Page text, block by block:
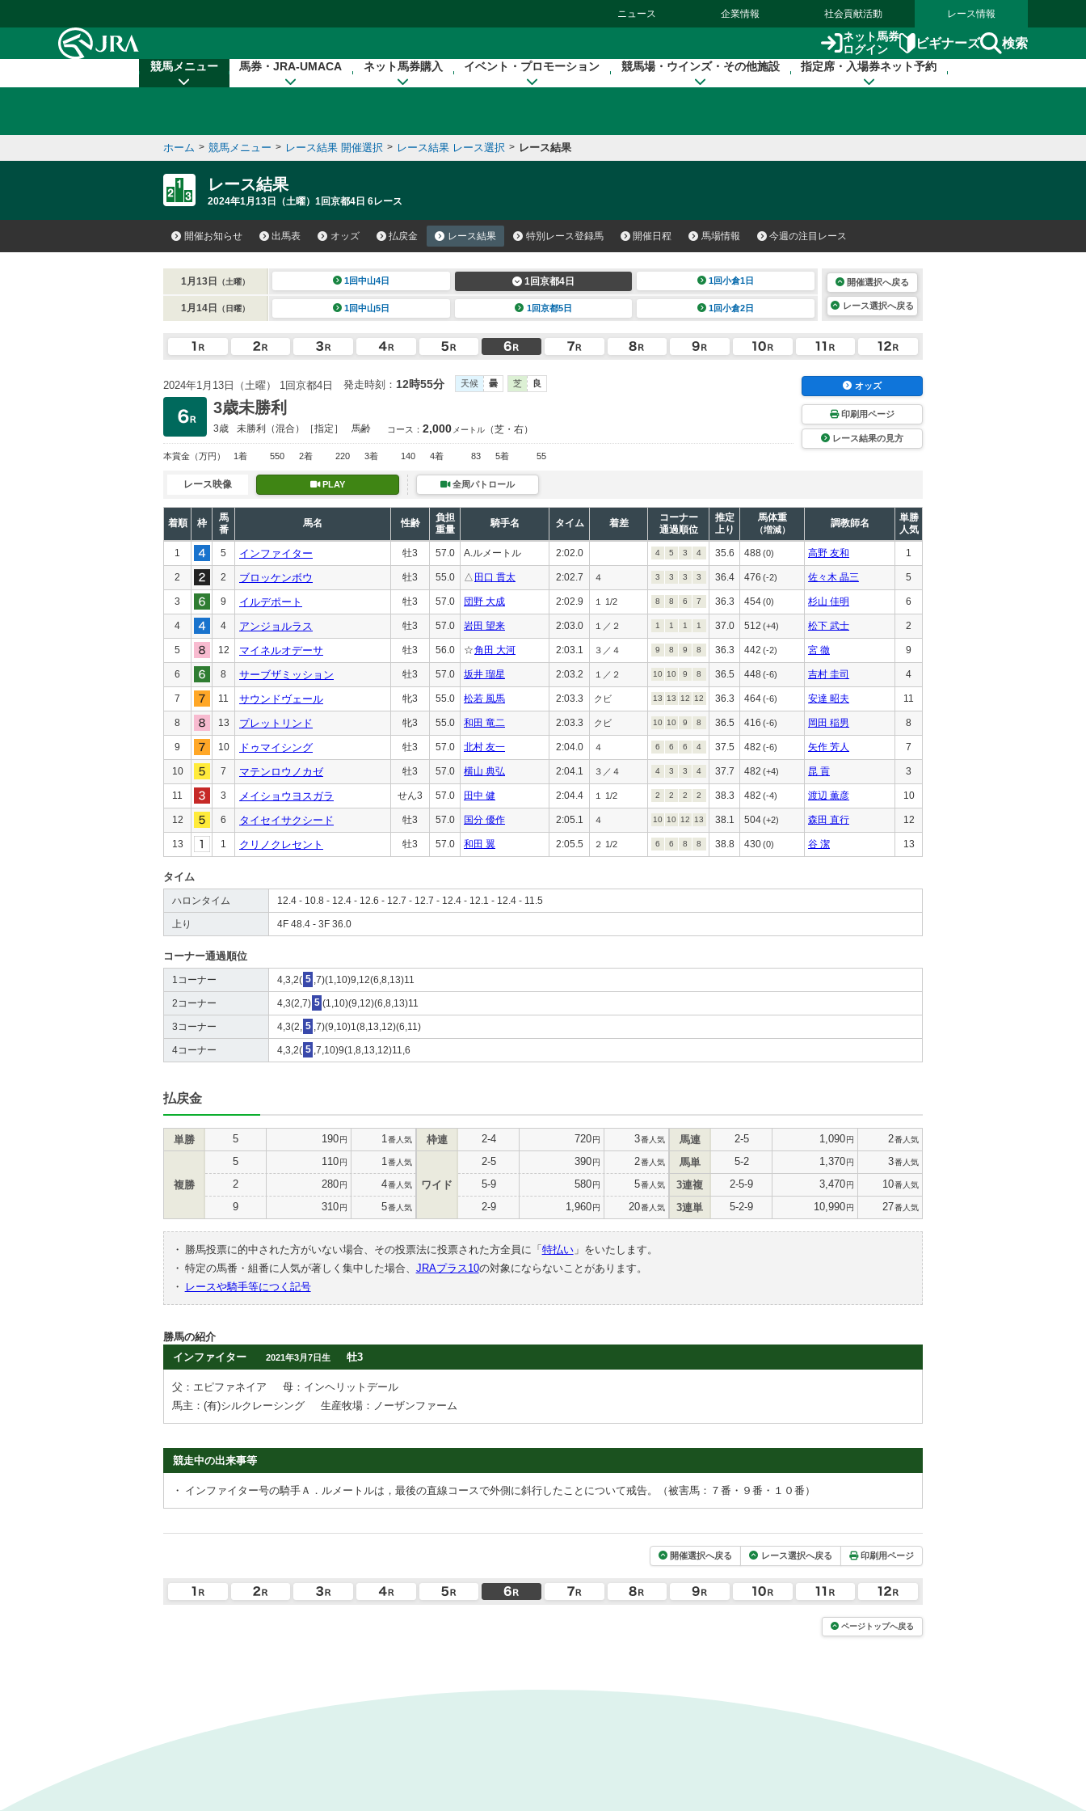
ニュース 企業情報 社会貢献活動 レース情報
ネット馬券
ログイン
ビギナーズ 検索
競馬メニュー 馬券・JRA-UMACA ネット馬券購入 イベント・プロモーション 競馬場・ウインズ・その他施設 指定席・入場券ネット予約
ホーム > 競馬メニュー > レース結果 開催選択 > レース結果 レース選択 > レース結果
レース結果
2024年1月13日（土曜）1回京都4日 6レース
開催お知らせ 出馬表 オッズ 払戻金 レース結果 特別レース登録馬 開催日程 馬場情報 今週の注目レース
1月13日 （土曜） 1回中山4日 1回京都4日 1回小倉1日
1月14日 （日曜） 1回中山5日 1回京都5日 1回小倉2日
開催選択へ戻る
レース選択へ戻る
2024年1月13日（土曜） 1回京都4日 発走時刻： 12時55分 天候 曇 芝 良
3歳未勝利
3歳 未勝利 （混合）［指定］ 馬齢 コース： 2,000 メートル （芝・右）
本賞金 （万円） 1着 550 2着 220 3着 140 4着 83 5着 55
オッズ
印刷用ページ
レース結果の見方
レース映像 PLAY 全周パトロール
着順 枠
馬
番
馬名 性齢
負担
重量
騎手名 タイム 着差
コーナー
通過順位
推定
上り
馬体重
（増減）
調教師名
単勝
人気
1 5 インファイター 牡3 57.0 A.ルメートル 2:02.0 4 5 3 4 35.6 488(0) 高野 友和 1
2 2 ブロッケンボウ 牡3 55.0 △ 田口 貫太 2:02.7 ４ 3 3 3 3 36.4 476 (-2) 佐々木 晶三 5
3 9 イルデポート 牡3 57.0 団野 大成 2:02.9 １ 1/2 8 8 6 7 36.3 454(0) 杉山 佳明 6
4 4 アンジョルラス 牡3 57.0 岩田 望来 2:03.0 １／２ 1 1 1 1 37.0 512 (+4) 松下 武士 2
5 12 マイネルオデーサ 牡3 56.0 ☆角田 大河 2:03.1 ３／４ 9 8 9 8 36.3 442 (-2) 宮 徹 9
6 8 サーブザミッション 牡3 57.0 坂井 瑠星 2:03.2 １／２ 10 10 9 8 36.5 448 (-6) 吉村 圭司 4
7 11 サウンドヴェール 牝3 55.0 松若 風馬 2:03.3 クビ 13 13 12 12 36.3 464(-6) 安達 昭夫 11
8 13 プレットリンド 牝3 55.0 和田 竜二 2:03.3 クビ 10 10 9 8 36.5 416 (-6) 岡田 稲男 8
9 10 ドゥマイシング 牡3 57.0 北村 友一 2:04.0 ４ 6 6 6 4 37.5 482 (-6) 矢作 芳人 7
10 7 マテンロウノカゼ 牡3 57.0 横山 典弘 2:04.1 ３／４ 4 3 3 4 37.7 482 (+4) 昆 貢 3
11 3 メイショウヨスガラ せん3 57.0 田中 健 2:04.4 １ 1/2 2 2 2 2 38.3 482 (-4) 渡辺 薫彦 10
12 6 タイセイサクシード 牡3 57.0 国分 優作 2:05.1 ４ 10 10 12 13 38.1 504(+2) 森田 直行 12
13 1 クリノクレセント 牡3 57.0 和田 翼 2:05.5 ２ 1/2 6 6 8 8 38.8 430(0) 谷 潔 13
タイム
ハロンタイム 12.4 - 10.8 - 12.4 - 12.6 - 12.7 - 12.7 - 12.4 - 12.1 - 12.4 - 11.5
上り 4F 48.4 - 3F 36.0
コーナー通過順位
1コーナー 4,3,2( 5 ,7)(1,10)9,12(6,8,13)11
2コーナー 4,3(2,7) 5 (1,10)(9,12)(6,8,13)11
3コーナー 4,3(2, 5 ,7)(9,10)1(8,13,12)(6,11)
4コーナー 4,3,2( 5 ,7,10)9(1,8,13,12)11,6
払戻金
単勝 5 190円 1 番人気
複勝
5 110円 1 番人気
2 280円 4番人気
9 310円 5番人気
枠連 2-4 720円 3番人気
ワイド
2-5 390円 2番人気
5-9 580円 5番人気
2-9 1,960円 20番人気
馬連 2-5 1,090円 2番人気
馬単 5-2 1,370円 3番人気
3連複 2-5-9 3,470円 10番人気
3連単 5-2-9 10,990円 27番人気
・ 勝馬投票に的中された方がいない場合、その投票法に投票された方全員に「 特払い」をいたします。
・ 特定の馬番・組番に人気が著しく集中した場合、 JRAプラス10の対象にならないことがあります。
・
レースや騎手等につく記号
勝馬の紹介
インファイター
2021年3月7日生 牡3
父：エピファネイア
母：インヘリットデール
馬主：(有)シルクレーシング
生産牧場：ノーザンファーム
競走中の出来事等
・ インファイター号の騎手Ａ．ルメートルは，最後の直線コースで外側に斜行したことについて戒告。（被害馬：７番・９番・１０番）
開催選択へ戻る レース選択へ戻る 印刷用ページ
ページトップへ戻る